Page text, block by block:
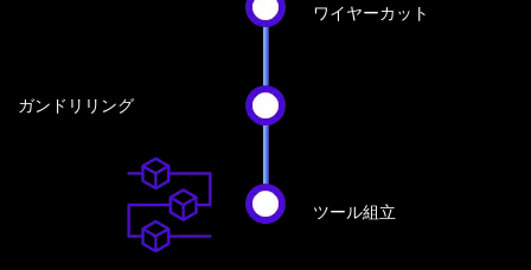
ワイヤーカット
ツール組立
ガンドリリング